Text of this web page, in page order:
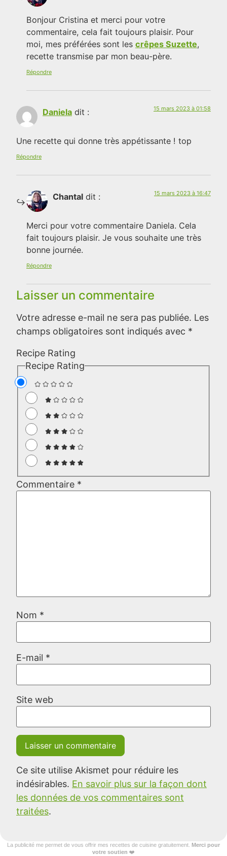
Bonjour Cristina et merci pour votre
commentaire, cela fait toujours plaisir. Pour
moi, mes préférées sont les crêpes Suzette,
recette transmise par mon beau-père.
Répondre
Daniela dit : 15 mars 2023 à 01:58
Une recette qui donne très appétissante ! top
Répondre
Chantal dit : 15 mars 2023 à 16:47
Merci pour votre commentaire Daniela. Cela
fait toujours plaisir. Je vous souhaite une très
bonne journée.
Répondre
Laisser un commentaire
Votre adresse e-mail ne sera pas publiée. Les
champs obligatoires sont indiqués avec *
Recipe Rating
Recipe Rating
Commentaire *
Nom *
E-mail *
Site web
Ce site utilise Akismet pour réduire les
indésirables. En savoir plus sur la façon dont
les données de vos commentaires sont
traitées.
La publicité me permet de vous offrir mes recettes de cuisine gratuitement.
Merci pour
votre soutien ❤️